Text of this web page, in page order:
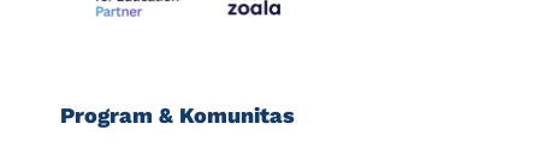
Program & Komunitas